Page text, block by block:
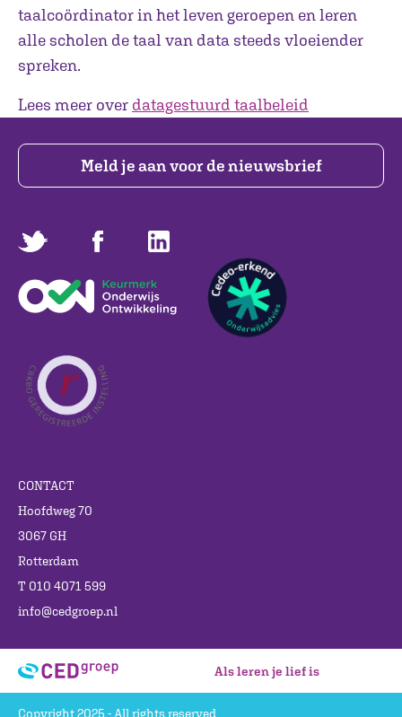
taalcoördinator in het leven geroepen en leren
alle scholen de taal van data steeds vloeiender
spreken.
Lees meer over datagestuurd taalbeleid
Meld je aan voor de nieuwsbrief
CONTACT
Hoofdweg 70
3067 GH
Rotterdam
T 010 4071 599
info@cedgroep.nl
Als leren je lief is
Copyright 2025 - All rights reserved